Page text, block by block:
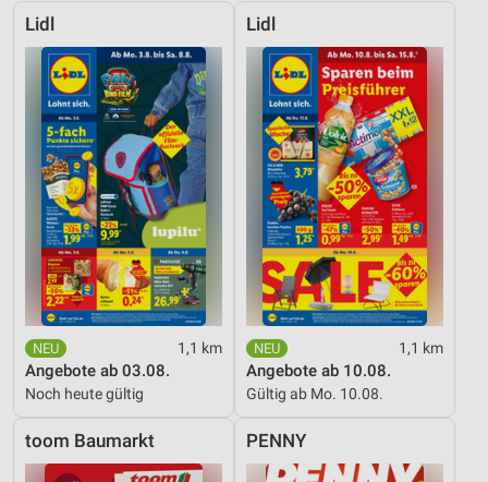
Lidl
1,1 km
Angebote ab 03.08.
Noch heute gültig
Lidl
1,1 km
Angebote ab 10.08.
Gültig ab Mo. 10.08.
toom Baumarkt PENNY